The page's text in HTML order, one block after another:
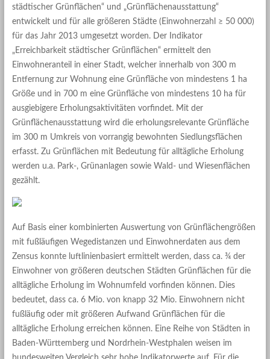
städtischer Grünflächen“ und „Grünflächenausstattung“
entwickelt und für alle größeren Städte (Einwohnerzahl ≥ 50 000)
für das Jahr 2013 umgesetzt worden. Der Indikator
„Erreichbarkeit städtischer Grünflächen“ ermittelt den
Einwohneranteil in einer Stadt, welcher innerhalb von 300 m
Entfernung zur Wohnung eine Grünfläche von mindestens 1 ha
Größe und in 700 m eine Grünfläche von mindestens 10 ha für
ausgiebigere Erholungsaktivitäten vorfindet. Mit der
Grünflächenausstattung wird die erholungsrelevante Grünfläche
im 300 m Umkreis von vorrangig bewohnten Siedlungsflächen
erfasst. Zu Grünflächen mit Bedeutung für alltägliche Erholung
werden u.a. Park-, Grünanlagen sowie Wald- und Wiesenflächen
gezählt.
Auf Basis einer kombinierten Auswertung von Grünflächengrößen
mit fußläufigen Wegedistanzen und Einwohnerdaten aus dem
Zensus konnte luftlinienbasiert ermittelt werden, dass ca. ¾ der
Einwohner von größeren deutschen Städten Grünflächen für die
alltägliche Erholung im Wohnumfeld vorfinden können. Dies
bedeutet, dass ca. 6 Mio. von knapp 32 Mio. Einwohnern nicht
fußläufig oder mit größeren Aufwand Grünflächen für die
alltägliche Erholung erreichen können. Eine Reihe von Städten in
Baden-Württemberg und Nordrhein-Westphalen weisen im